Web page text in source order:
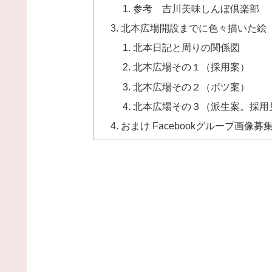
参考 吉川美味しんぼ倶楽部
北本広場開設までに色々描いた絵
北本日記と周りの関係図
北本広場その１（採用案）
北本広場その２（ボツ案）
北本広場その３（派生案。採用
おまけ Facebookグループ画像募